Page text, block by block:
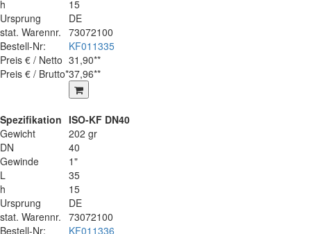
h
15
Ursprung
DE
stat. Warennr. 73072100
Bestell-Nr:
KF011335
Preis € / Netto 31,90**
Preis € / Brutto*37,96**
Spezifikation ISO-KF DN40
Gewicht
202 gr
DN
40
Gewinde
1"
L
35
h
15
Ursprung
DE
stat. Warennr. 73072100
Bestell-Nr:
KF011336